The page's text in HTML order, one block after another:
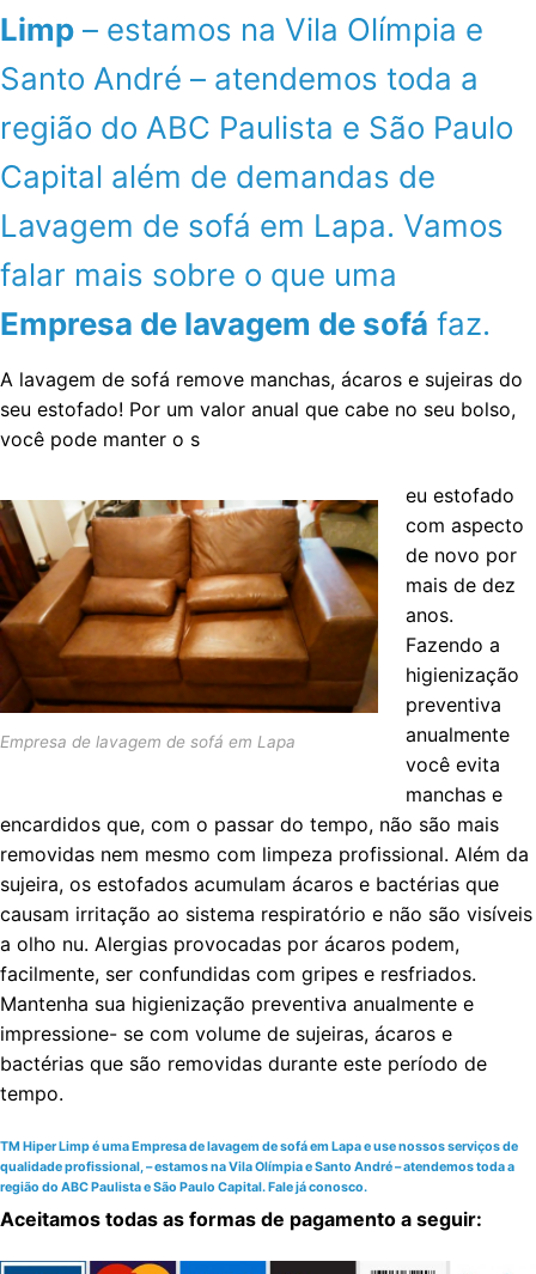
Limp – estamos na Vila Olímpia e
Santo André – atendemos toda a
região do ABC Paulista e São Paulo
Capital além de demandas de
Lavagem de sofá em Lapa. Vamos
falar mais sobre o que uma
Empresa de lavagem de sofá faz.
A lavagem de sofá remove manchas, ácaros e sujeiras do
seu estofado! Por um valor anual que cabe no seu bolso,
você pode manter o s
Empresa de lavagem de sofá em Lapa
eu estofado
com aspecto
de novo por
mais de dez
anos.
Fazendo a
higienização
preventiva
anualmente
você evita
manchas e
encardidos que, com o passar do tempo, não são mais
removidas nem mesmo com limpeza profissional. Além da
sujeira, os estofados acumulam ácaros e bactérias que
causam irritação ao sistema respiratório e não são visíveis
a olho nu. Alergias provocadas por ácaros podem,
facilmente, ser confundidas com gripes e resfriados.
Mantenha sua higienização preventiva anualmente e
impressione- se com volume de sujeiras, ácaros e
bactérias que são removidas durante este período de
tempo.
TM Hiper Limp é uma Empresa de lavagem de sofá em Lapa e use nossos serviços de
qualidade profissional, – estamos na Vila Olímpia e Santo André – atendemos toda a
região do ABC Paulista e São Paulo Capital. Fale já conosco.
Aceitamos todas as formas de pagamento a seguir: